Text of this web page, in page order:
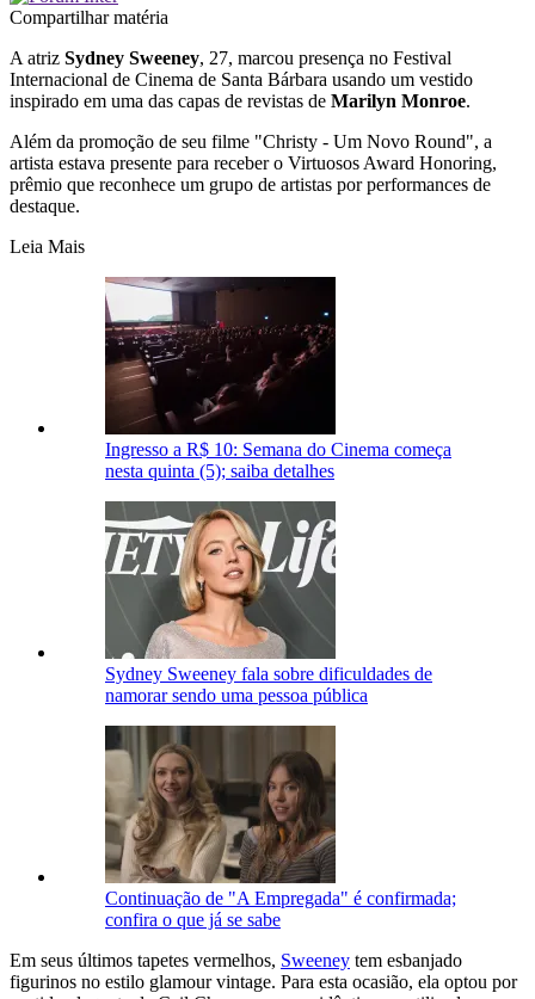
Compartilhar matéria
A atriz Sydney Sweeney, 27, marcou presença no Festival
Internacional de Cinema de Santa Bárbara usando um vestido
inspirado em uma das capas de revistas de Marilyn Monroe.
Além da promoção de seu filme "Christy - Um Novo Round", a
artista estava presente para receber o Virtuosos Award Honoring,
prêmio que reconhece um grupo de artistas por performances de
destaque.
Leia Mais
Ingresso a R$ 10: Semana do Cinema começa
nesta quinta (5); saiba detalhes
Sydney Sweeney fala sobre dificuldades de
namorar sendo uma pessoa pública
Continuação de "A Empregada" é confirmada;
confira o que já se sabe
Em seus últimos tapetes vermelhos, Sweeney tem esbanjado
figurinos no estilo glamour vintage. Para esta ocasião, ela optou por